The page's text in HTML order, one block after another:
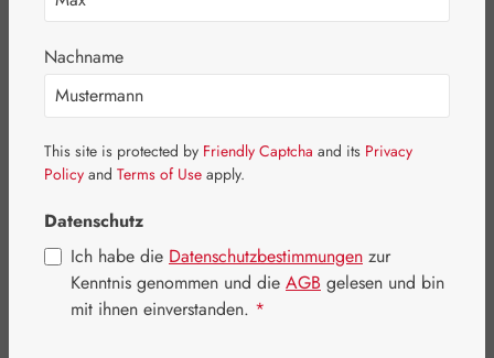
Bildergalerie überspringen
Nachname
This site is protected by Friendly Captcha and its Privacy
Policy and Terms of Use apply.
Datenschutz
Ich habe die Datenschutzbestimmungen zur
Kenntnis genommen und die AGB gelesen und bin
mit ihnen einverstanden. *